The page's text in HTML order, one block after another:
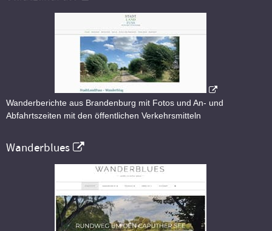
Wanderberichte aus Brandenburg mit Fotos und An- und
Abfahrtszeiten mit den öffentlichen Verkehrsmitteln
Wanderblues